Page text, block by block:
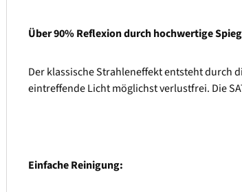
Über 90% Reflexion durch hochwertige
Der klassische Strahleneffekt entsteht durch
eintreffende Licht möglichst verlustfrei. Die
Einfache Reinigung: